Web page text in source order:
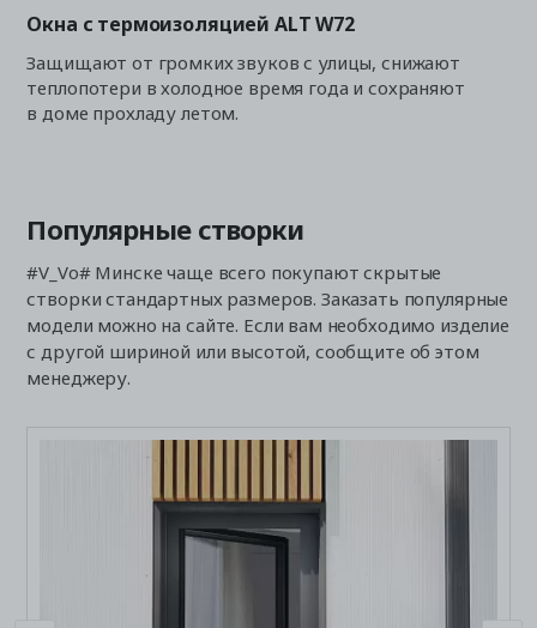
Окна с термоизоляцией ALT W72
Защищают от громких звуков с улицы, снижают
теплопотери в холодное время года и сохраняют
в доме прохладу летом.
Популярные створки
#V_Vo# Минске чаще всего покупают скрытые
створки стандартных размеров. Заказать популярные
модели можно на сайте. Если вам необходимо изделие
с другой шириной или высотой, сообщите об этом
менеджеру.